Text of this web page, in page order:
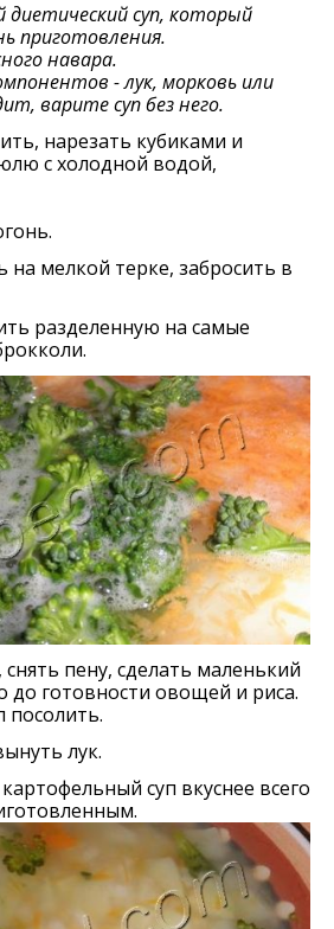
суп, который
приготовления.
навара.
- лук, морковь или
варите суп без него.
нарезать кубиками и
с холодной водой,
мелкой терке, забросить в
разделенную на самые
снять пену, сделать маленький
до готовности овощей и риса.
посолить.
лук.
суп вкуснее всего